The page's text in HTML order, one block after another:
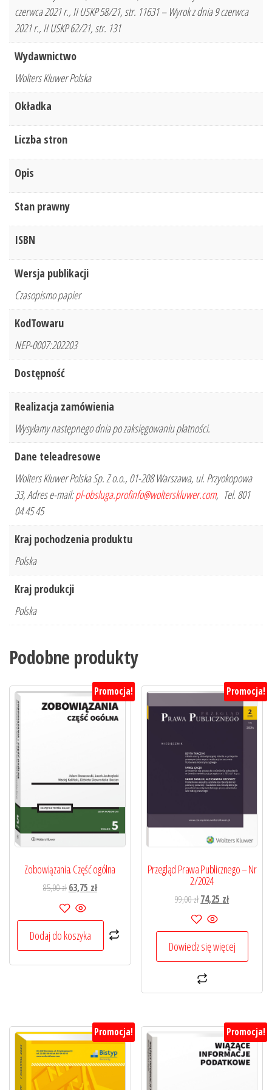
czerwca 2021 r., II USKP 58/21, str. 11631 – Wyrok z dnia 9 czerwca
2021 r., II USKP 62/21, str. 131
Wydawnictwo
Wolters Kluwer Polska
Okładka
Liczba stron
Opis
Stan prawny
ISBN
Wersja publikacji
Czasopismo papier
KodTowaru
NEP-0007:202203
Dostępność
Realizacja zamówienia
Wysyłamy następnego dnia po zaksięgowaniu płatności.
Dane teleadresowe
Wolters Kluwer Polska Sp. Z o.o., 01-208 Warszawa, ul. Przyokopowa
33, Adres e-mail:pl-obsluga.profinfo@wolterskluwer.com, Tel. 801
04 45 45
Kraj pochodzenia produktu
Polska
Kraj produkcji
Polska
Podobne produkty
Promocja!
Zobowiązania. Część ogólna
85,00złPierwotna
cena
wynosiła:
85,00 zł.
63,75 złAktualna
63,75 zł.
Dodaj do koszyka
Promocja!
Przegląd Prawa Publicznego – Nr
2/2024
99,00złPierwotna
cena
wynosiła:
99,00 zł.
74,25 złAktualna
74,25 zł.
Dowiedz się więcej
Promocja! Promocja!